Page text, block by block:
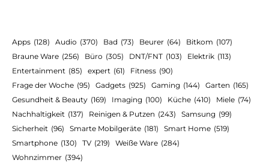
Apps (128) Audio (370) Bad (73) Beurer (64) Bitkom (107)
Braune Ware (256) Büro (305) DNT/FNT (103) Elektrik (113)
Entertainment (85) expert (61) Fitness (90)
Frage der Woche (95) Gadgets (925) Gaming (144) Garten (165)
Gesundheit & Beauty (169) Imaging (100) Küche (410) Miele (74)
Nachhaltigkeit (137) Reinigen & Putzen (243) Samsung (99)
Sicherheit (96) Smarte Mobilgeräte (181) Smart Home (519)
Smartphone (130) TV (219) Weiße Ware (284)
Wohnzimmer (394)